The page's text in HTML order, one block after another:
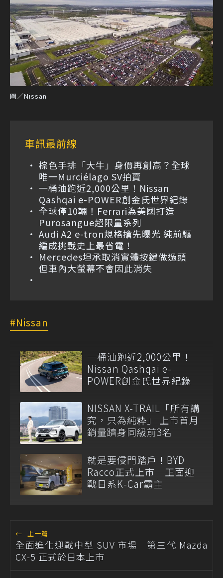
圖／Nissan
車訊最前線
棕色手排「大牛」身價再創高？全球
唯一Murciélago SV拍賣
一桶油跑近2,000公里！Nissan
Qashqai e-POWER創金氏世界紀錄
全球僅10輛！Ferrari為美國打造
Purosangue超限量系列
Audi A2 e-tron規格搶先曝光 純前驅
編成挑戰史上最省電！
Mercedes坦承取消實體按鍵做過頭
但車內大螢幕不會因此消失
Nissan
一桶油跑近2,000公里！
Nissan Qashqai e-
POWER創金氏世界紀錄
NISSAN X-TRAIL「所有講
究，只為純粋」 上市首月
銷量躋身同級前3名
就是要侵門踏戶！BYD
Racco正式上市 正面迎
戰日系K-Car霸主
← 上一篇
全面進化迎戰中型 SUV 市場 第三代 Mazda
CX-5 正式於日本上市